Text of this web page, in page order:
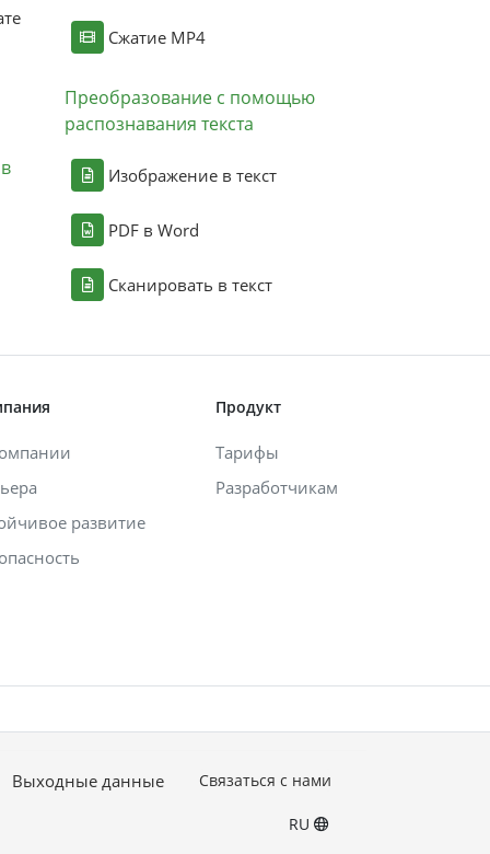
Сжатие MP4
Преобразование с помощью
распознавания текста
Изображение в текст
PDF в Word
Сканировать в текст
развитие
Продукт
Тарифы
Разработчикам
Выходные данные Связаться с нами
RU